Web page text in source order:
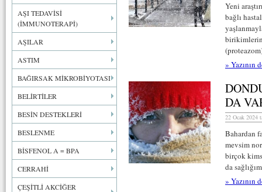
AŞI TEDAVİSİ
(İMMUNOTERAPİ)
AŞILAR
ASTIM
BAĞIRSAK MİKROBİYOTASI
BELİRTİLER
BESİN DESTEKLERİ
BESLENME
BİSFENOL A = BPA
CERRAHİ
ÇEŞİTLİ AKCİĞER
Yeni
bağlı
» Yazının
DA
22 Ocak 2024
Bahardan
mevsim
birçok
da
» Yazının